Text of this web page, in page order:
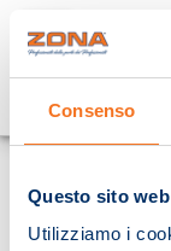
Consenso
Questo sito
Utilizziamo i
Cosa stai